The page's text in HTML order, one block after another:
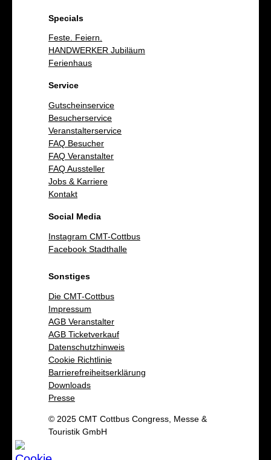
Specials
Feste. Feiern.
HANDWERKER Jubiläum
Ferienhaus
Service
Gutscheinservice
Besucherservice
Veranstalterservice
FAQ Besucher
FAQ Veranstalter
FAQ Aussteller
Jobs & Karriere
Kontakt
Social Media
Instagram CMT-Cottbus
Facebook Stadthalle
Sonstiges
Die CMT-Cottbus
Impressum
AGB Veranstalter
AGB Ticketverkauf
Datenschutzhinweis
Cookie Richtlinie
Barrierefreiheitserklärung
Downloads
Presse
© 2025 CMT Cottbus Congress, Messe &
Touristik GmbH